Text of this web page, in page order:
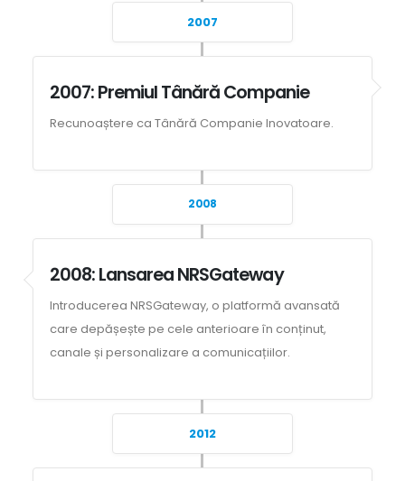
2007
2007: Premiul Tânără Companie
Recunoaștere ca Tânără Companie Inovatoare.
2008
2008: Lansarea NRSGateway
Introducerea NRSGateway, o platformă avansată
care depășește pe cele anterioare în conținut,
canale și personalizare a comunicațiilor.
2012